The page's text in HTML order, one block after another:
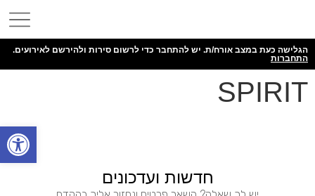
הגלישה כעת במצב אורח/ת. יש להתחבר כדי לרשום סירות ולהירשם לאירועים.
התחברות
SPIRIT
חדשות ועדכונים